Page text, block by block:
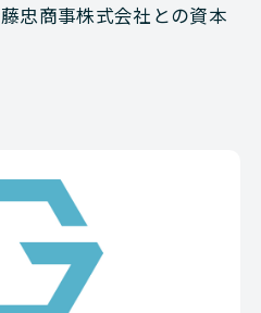
忠商事株式会社との資本